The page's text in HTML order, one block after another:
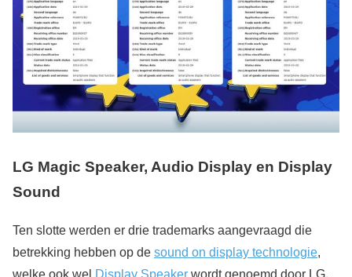
LG Magic Speaker, Audio Display en Display
Sound
Ten slotte werden er drie trademarks aangevraagd die
betrekking hebben op de sound on display technologie,
welke ook wel Display Speaker wordt genoemd door LG.